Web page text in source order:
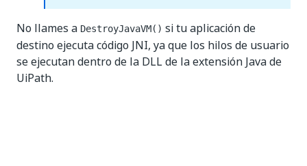
No llames a DestroyJavaVM() si tu aplicación de
destino ejecuta código JNI, ya que los hilos de usuario
se ejecutan dentro de la DLL de la extensión Java de
UiPath.